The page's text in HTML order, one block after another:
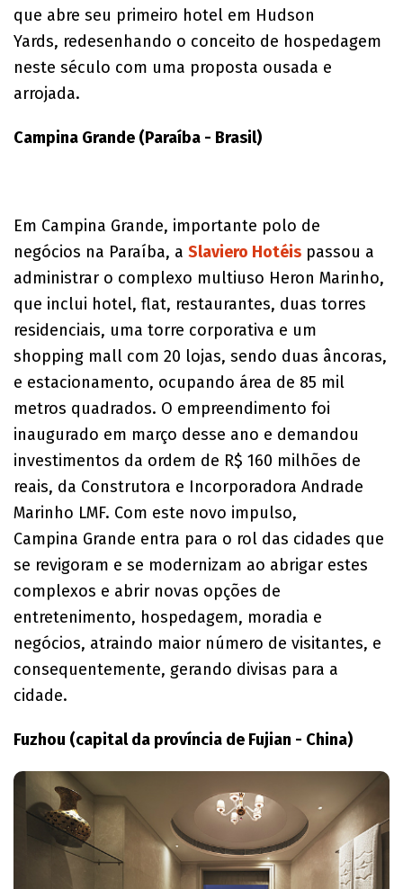
que abre seu primeiro hotel em Hudson
Yards, redesenhando o conceito de hospedagem
neste século com uma proposta ousada e
arrojada.
Campina Grande (Paraíba - Brasil)
Em Campina Grande, importante polo de
negócios na Paraíba, a Slaviero Hotéis passou a
administrar o complexo multiuso Heron Marinho,
que inclui hotel, flat, restaurantes, duas torres
residenciais, uma torre corporativa e um
shopping mall com 20 lojas, sendo duas âncoras,
e estacionamento, ocupando área de 85 mil
metros quadrados. O empreendimento foi
inaugurado em março desse ano e demandou
investimentos da ordem de R$ 160 milhões de
reais, da Construtora e Incorporadora Andrade
Marinho LMF. Com este novo impulso,
Campina Grande entra para o rol das cidades que
se revigoram e se modernizam ao abrigar estes
complexos e abrir novas opções de
entretenimento, hospedagem, moradia e
negócios, atraindo maior número de visitantes, e
consequentemente, gerando divisas para a
cidade.
Fuzhou (capital da província de Fujian - China)